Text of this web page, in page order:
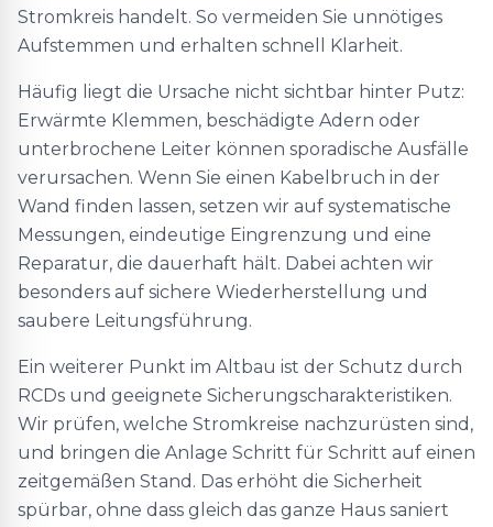
Stromkreis handelt. So vermeiden Sie unnötiges
Aufstemmen und erhalten schnell Klarheit.
Häufig liegt die Ursache nicht sichtbar hinter Putz:
Erwärmte Klemmen, beschädigte Adern oder
unterbrochene Leiter können sporadische Ausfälle
verursachen. Wenn Sie einen Kabelbruch in der
Wand finden lassen, setzen wir auf systematische
Messungen, eindeutige Eingrenzung und eine
Reparatur, die dauerhaft hält. Dabei achten wir
besonders auf sichere Wiederherstellung und
saubere Leitungsführung.
Ein weiterer Punkt im Altbau ist der Schutz durch
RCDs und geeignete Sicherungscharakteristiken.
Wir prüfen, welche Stromkreise nachzurüsten sind,
und bringen die Anlage Schritt für Schritt auf einen
zeitgemäßen Stand. Das erhöht die Sicherheit
spürbar, ohne dass gleich das ganze Haus saniert